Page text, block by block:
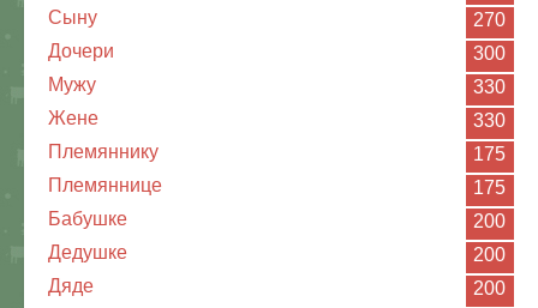
Сыну
270
Дочери
300
Мужу
330
Жене
330
Племяннику
175
Племяннице
175
Бабушке
200
Дедушке
200
Дяде
200